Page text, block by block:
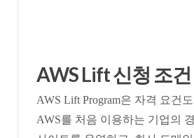
AWS Lift 신청 조건
AWS Lift Program은 자격 요건
AWS를 처음 이용하는 기업의